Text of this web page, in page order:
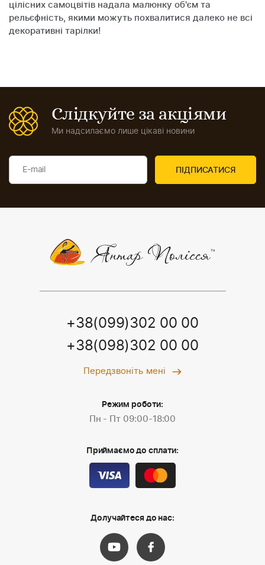
цілісних самоцвітів надала малюнку об'єм та
рельєфність, якими можуть похвалитися далеко не всі
декоративні тарілки!
Слідкуйте за акціями
Ми надсилаємо лише цікаві новини
+38(099)302 00 00
+38(098)302 00 00
Передзвоніть мені
Режим роботи:
Пн - Пт 09:00-18:00
Приймаємо до сплати:
Долучайтеся до нас: